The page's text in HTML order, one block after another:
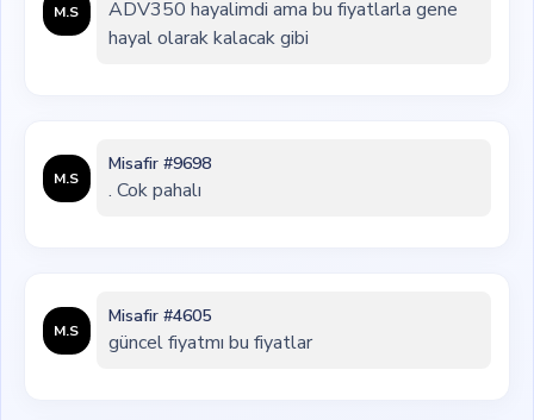
M.S
ADV350 hayalimdi ama bu fiyatlarla gene
hayal olarak kalacak gibi
M.S
Misafir #9698
. Cok pahalı
M.S
Misafir #4605
güncel fiyatmı bu fiyatlar